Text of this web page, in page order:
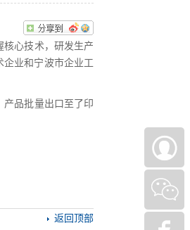
核心技术，研发生产
企业和宁波市企业工
产品批量出口至了印
返回顶部